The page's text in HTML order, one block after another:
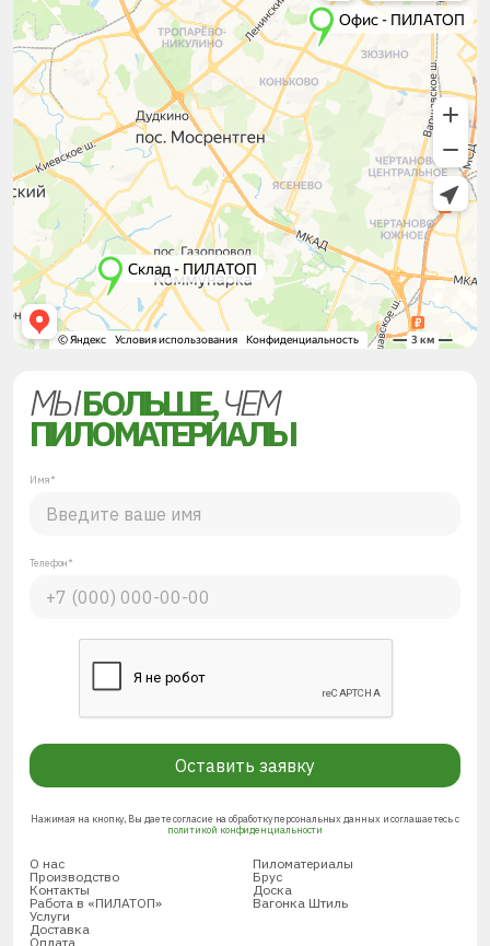
МЫБОЛЬШЕ,ЧЕМ
ПИЛОМАТЕРИАЛЫ
Имя*
Телефон*
Оставить заявку
Нажимая на кнопку, Вы даете согласие на обработку персональных данных и соглашаетесь с
политикой конфиденциальности
О нас
Производство
Контакты
Работа в «ПИЛАТОП»
Услуги
Доставка
Оплата
Пиломатериалы
Брус
Доска
Вагонка Штиль